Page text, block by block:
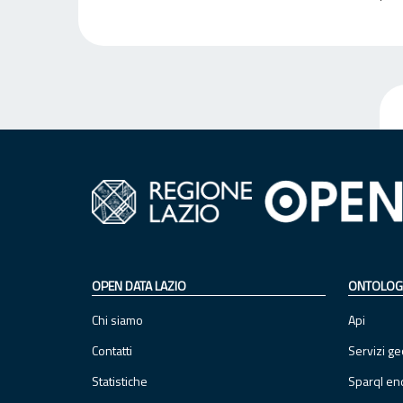
OPEN DATA LAZIO
Chi siamo
Contatti
Statistiche
Api
Servizi
Sparql